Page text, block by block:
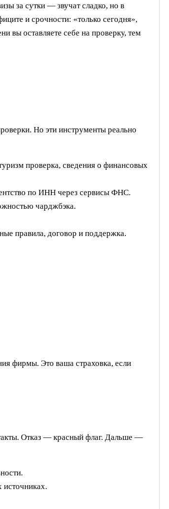
за сутки — звучат сладко, но в
и срочности: «только сегодня»,
вы оставляете себе на проверку, тем
Но эти инструменты реально
проверка, сведения о финансовых
по ИНН через сервисы ФНС.
чарджбэка.
правила, договор и поддержка.
фирмы. Это ваша страховка, если
Отказ — красный флаг. Дальше —
источниках.